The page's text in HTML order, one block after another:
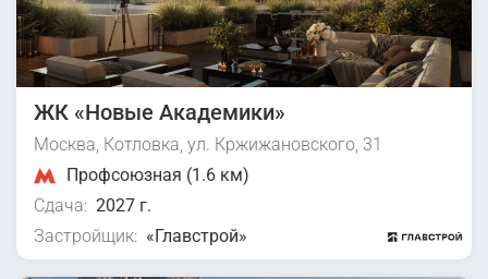
ЖК «Новые Академики»
Москва, Котловка, ул. Кржижановского, 31
Профсоюзная (1.6 км)
Сдача: 2027 г.
Застройщик: «Главстрой»